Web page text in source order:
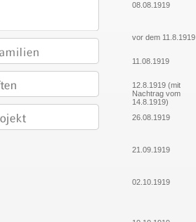
08.08.1919
vor dem 11.8.1919
11.08.1919
12.8.1919 (mit
Nachtrag vom
14.8.1919)
26.08.1919
21.09.1919
02.10.1919